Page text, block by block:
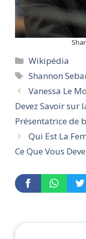
Categories
Wikipédia
Tags
Shannon
Vanessa Le
Devez Savoir sur
Présentatrice de
Qui Est La
Ce Que Vous